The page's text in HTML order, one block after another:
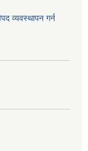
व्यवस्थापन गर्न